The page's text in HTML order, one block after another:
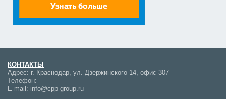
КОНТАКТЫ
Адрес: г. Краснодар, ул. Дзержинского 14, офис 307
Телефон:
E-mail: info@cpp-group.ru